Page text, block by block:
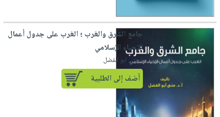
جامع الشرق والغرب ؛ الغرب على جدول أعمال
الإحياء الإسلامي
لـ مني ابو الفضل
أضف إلى الطلبية